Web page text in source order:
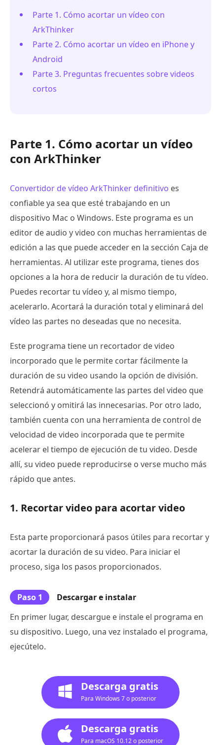
Parte 1. Cómo acortar un vídeo con
ArkThinker
Parte 2. Cómo acortar un vídeo en iPhone y
Android
Parte 3. Preguntas frecuentes sobre videos
cortos
Parte 1. Cómo acortar un vídeo
con ArkThinker
Convertidor de vídeo ArkThinker definitivo es
confiable ya sea que esté trabajando en un
dispositivo Mac o Windows. Este programa es un
editor de audio y video con muchas herramientas de
edición a las que puede acceder en la sección Caja de
herramientas. Al utilizar este programa, tienes dos
opciones a la hora de reducir la duración de tu vídeo.
Puedes recortar tu vídeo y, al mismo tiempo,
acelerarlo. Acortará la duración total y eliminará del
vídeo las partes no deseadas que no necesita.
Este programa tiene un recortador de video
incorporado que le permite cortar fácilmente la
duración de su video usando la opción de división.
Retendrá automáticamente las partes del video que
seleccionó y omitirá las innecesarias. Por otro lado,
también cuenta con una herramienta de control de
velocidad de video incorporada que te permite
acelerar el tiempo de ejecución de tu video. Desde
allí, su video puede reproducirse o verse mucho más
rápido que antes.
1. Recortar video para acortar video
Esta parte proporcionará pasos útiles para recortar y
acortar la duración de su video. Para iniciar el
proceso, siga los pasos proporcionados.
Paso 1
Descargar e instalar
En primer lugar, descargue e instale el programa en
su dispositivo. Luego, una vez instalado el programa,
ejecútelo.
Descarga gratis
Para Windows 7 o posterior
Descarga gratis
Para macOS 10.12 o posterior